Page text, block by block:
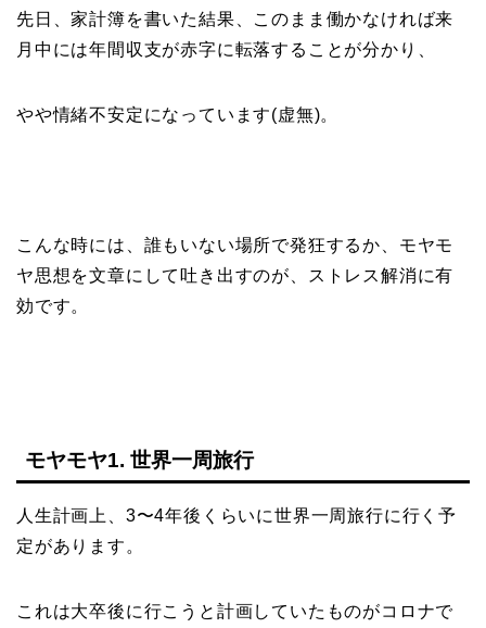
先日、家計簿を書いた結果、このまま働かなければ来
月中には年間収支が赤字に転落することが分かり、
やや情緒不安定になっています(虚無)。
こんな時には、誰もいない場所で発狂するか、モヤモ
ヤ思想を文章にして吐き出すのが、ストレス解消に有
効です。
モヤモヤ1. 世界一周旅行
人生計画上、3〜4年後くらいに世界一周旅行に行く予
定があります。
これは大卒後に行こうと計画していたものがコロナで